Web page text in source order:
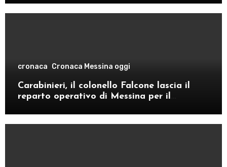
cronaca Cronaca Messina oggi
Carabinieri, il colonello Falcone lascia il
reparto operativo di Messina per il